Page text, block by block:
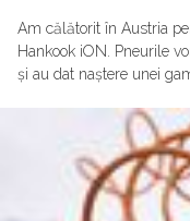
Am călătorit în Austria
Hankook iON. Pneurile
și au dat naștere unei